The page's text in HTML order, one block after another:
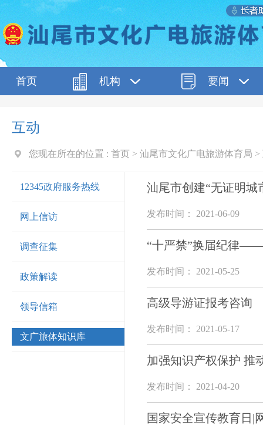
首页 机构 要闻
互动
您现在所在的位置 : 首页 > 汕尾市文化广电旅游体育局 >
12345政府服务热线
网上信访
调查征集
政策解读
领导信箱
文广旅体知识库
汕尾市创建“无证明城
发布时间： 2021-06-09
“十严禁”换届纪律
发布时间： 2021-05-25
高级导游证报考咨询
发布时间： 2021-05-17
加强知识产权保护 推
发布时间： 2021-04-20
国家安全宣传教育日|